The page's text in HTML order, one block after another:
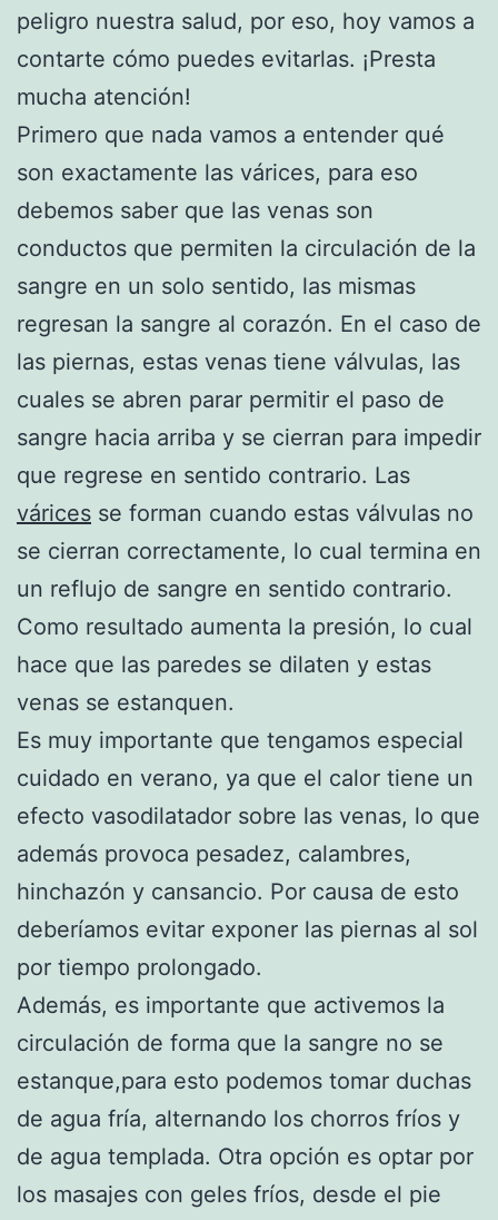
peligro nuestra salud, por eso, hoy vamos a
contarte cómo puedes evitarlas. ¡Presta
mucha atención!
Primero que nada vamos a entender qué
son exactamente las várices, para eso
debemos saber que las venas son
conductos que permiten la circulación de la
sangre en un solo sentido, las mismas
regresan la sangre al corazón. En el caso de
las piernas, estas venas tiene válvulas, las
cuales se abren parar permitir el paso de
sangre hacia arriba y se cierran para impedir
que regrese en sentido contrario. Las
várices se forman cuando estas válvulas no
se cierran correctamente, lo cual termina en
un reflujo de sangre en sentido contrario.
Como resultado aumenta la presión, lo cual
hace que las paredes se dilaten y estas
venas se estanquen.
Es muy importante que tengamos especial
cuidado en verano, ya que el calor tiene un
efecto vasodilatador sobre las venas, lo que
además provoca pesadez, calambres,
hinchazón y cansancio. Por causa de esto
deberíamos evitar exponer las piernas al sol
por tiempo prolongado.
Además, es importante que activemos la
circulación de forma que la sangre no se
estanque,para esto podemos tomar duchas
de agua fría, alternando los chorros fríos y
de agua templada. Otra opción es optar por
los masajes con geles fríos, desde el pie